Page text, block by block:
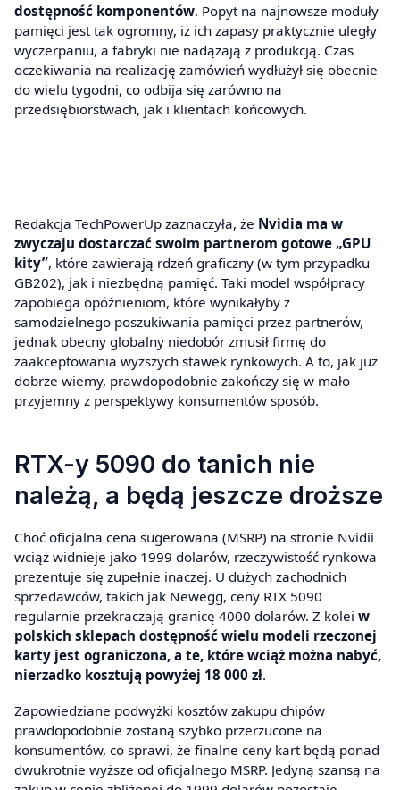
dostępność komponentów. Popyt na najnowsze moduły
pamięci jest tak ogromny, iż ich zapasy praktycznie uległy
wyczerpaniu, a fabryki nie nadążają z produkcją. Czas
oczekiwania na realizację zamówień wydłużył się obecnie
do wielu tygodni, co odbija się zarówno na
przedsiębiorstwach, jak i klientach końcowych.
Redakcja TechPowerUp zaznaczyła, że Nvidia ma w
zwyczaju dostarczać swoim partnerom gotowe „GPU
kity”, które zawierają rdzeń graficzny (w tym przypadku
GB202), jak i niezbędną pamięć. Taki model współpracy
zapobiega opóźnieniom, które wynikałyby z
samodzielnego poszukiwania pamięci przez partnerów,
jednak obecny globalny niedobór zmusił firmę do
zaakceptowania wyższych stawek rynkowych. A to, jak już
dobrze wiemy, prawdopodobnie zakończy się w mało
przyjemny z perspektywy konsumentów sposób.
RTX-y 5090 do tanich nie
należą, a będą jeszcze droższe
Choć oficjalna cena sugerowana (MSRP) na stronie Nvidii
wciąż widnieje jako 1999 dolarów, rzeczywistość rynkowa
prezentuje się zupełnie inaczej. U dużych zachodnich
sprzedawców, takich jak Newegg, ceny RTX 5090
regularnie przekraczają granicę 4000 dolarów. Z kolei w
polskich sklepach dostępność wielu modeli rzeczonej
karty jest ograniczona, a te, które wciąż można nabyć,
nierzadko kosztują powyżej 18 000 zł.
Zapowiedziane podwyżki kosztów zakupu chipów
prawdopodobnie zostaną szybko przerzucone na
konsumentów, co sprawi, że finalne ceny kart będą ponad
dwukrotnie wyższe od oficjalnego MSRP. Jedyną szansą na